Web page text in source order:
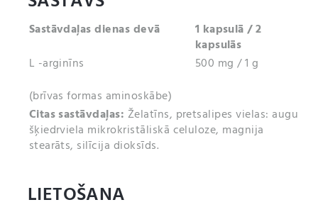
Sastāvdaļas dienas devā
1 kapsulā / 2
kapsulās
L -arginīns
(brīvas formas aminoskābe)
500 mg / 1 g
Citas sastāvdaļas: Želatīns, pretsalipes vielas: augu
šķiedrviela mikrokristāliskā celuloze, magnija
stearāts, silīcija dioksīds.
LIETOŠANA